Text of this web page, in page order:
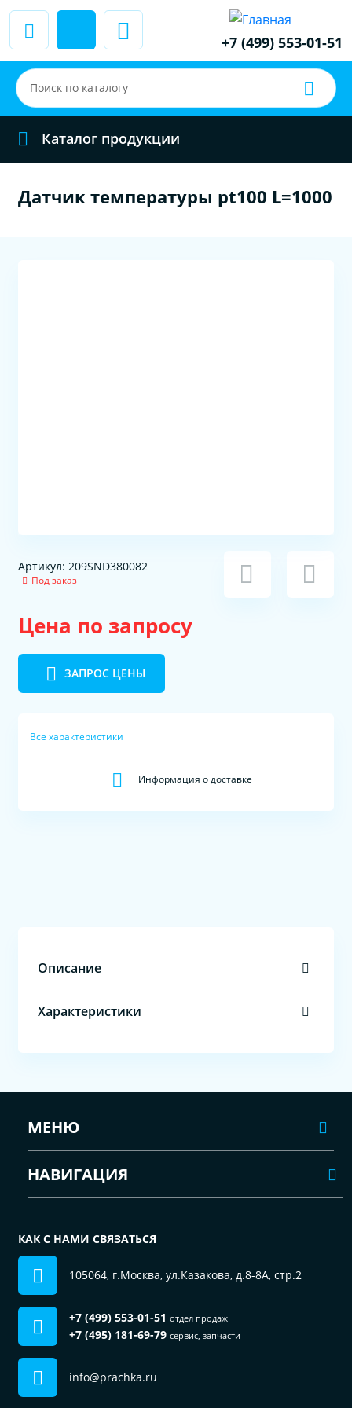
+7 (499) 553-01-51
Каталог продукции
Датчик температуры pt100 L=1000
Артикул: 209SND380082
Под заказ
Цена по запросу
ЗАПРОС ЦЕНЫ
Все характеристики
Информация о доставке
Описание
Характеристики
МЕНЮ
НАВИГАЦИЯ
КАК С НАМИ СВЯЗАТЬСЯ
105064, г.Москва, ул.Казакова, д.8-8А, стр.2
+7 (499) 553-01-51 отдел продаж
+7 (495) 181-69-79 сервис, запчасти
info@prachka.ru